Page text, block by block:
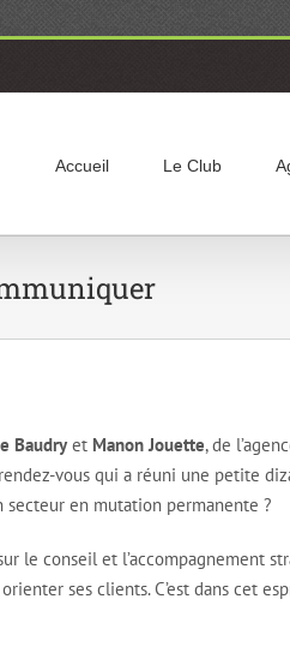
Accueil Le Club
Baudry et Manon Jouette, de
vous qui a réuni une petite
secteur en mutation permanente ?
le conseil et l’accompagnement
ses clients. C’est dans cet